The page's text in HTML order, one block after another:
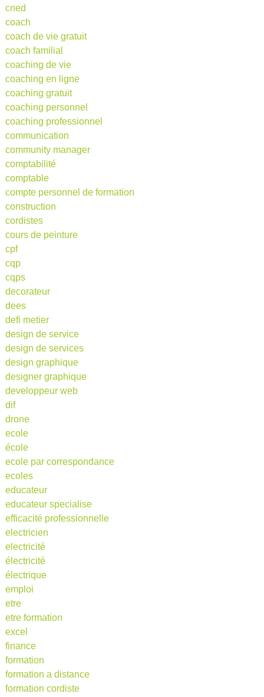
cned
coach
coach de vie gratuit
coach familial
coaching de vie
coaching en ligne
coaching gratuit
coaching personnel
coaching professionnel
communication
community manager
comptabilité
comptable
compte personnel de formation
construction
cordistes
cours de peinture
cpf
cqp
cqps
decorateur
dees
defi metier
design de service
design de services
design graphique
designer graphique
developpeur web
dif
drone
ecole
école
ecole par correspondance
ecoles
educateur
educateur specialise
efficacité professionnelle
electricien
electricité
électricité
électrique
emploi
etre
etre formation
excel
finance
formation
formation a distance
formation cordiste